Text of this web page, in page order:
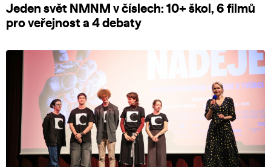
Jeden svět NMNM v číslech: 10+ škol, 6 filmů
pro veřejnost a 4 debaty